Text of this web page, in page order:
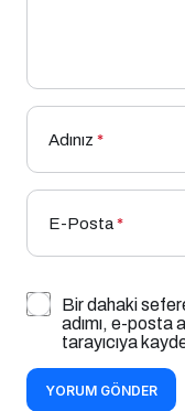
Adınız *
E-Posta*
Bir dahaki
adımı, e-posta
tarayıcıya
YORUM GÖNDER